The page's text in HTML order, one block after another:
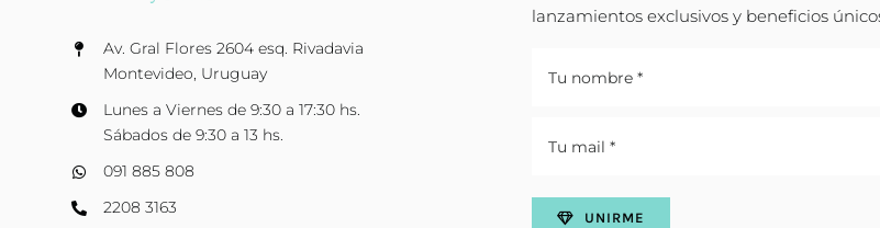
Av. Gral Flores 2604 esq. Rivadavia
Montevideo, Uruguay
Lunes a Viernes de 9:30 a 17:30 hs.
Sábados de 9:30 a 13 hs.
091 885 808
2208 3163
lanzamientos exclusivos y beneficios
UNIRME